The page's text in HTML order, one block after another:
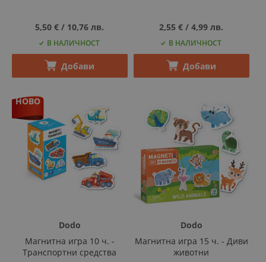
5,50 € ‎/‎ 10,76 лв.
В НАЛИЧНОСТ
Добави
2,55 € ‎/‎ 4,99 лв.
В НАЛИЧНОСТ
Добави
НОВО
Dodo
Магнитна игра 10 ч. -
Транспортни средства
Dodo
Магнитна игра 15 ч. - Диви
животни